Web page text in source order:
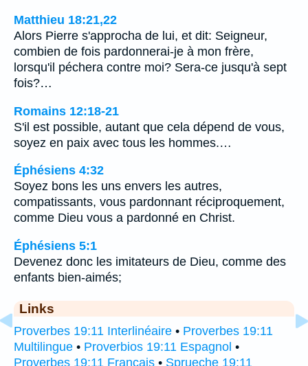
Matthieu 18:21,22
Alors Pierre s'approcha de lui, et dit: Seigneur,
combien de fois pardonnerai-je à mon frère,
lorsqu'il péchera contre moi? Sera-ce jusqu'à sept
fois?…
Romains 12:18-21
S'il est possible, autant que cela dépend de vous,
soyez en paix avec tous les hommes.…
Éphésiens 4:32
Soyez bons les uns envers les autres,
compatissants, vous pardonnant réciproquement,
comme Dieu vous a pardonné en Christ.
Éphésiens 5:1
Devenez donc les imitateurs de Dieu, comme des
enfants bien-aimés;
Links
Proverbes 19:11 Interlinéaire • Proverbes 19:11
Multilingue • Proverbios 19:11 Espagnol •
Proverbes 19:11 Français • Sprueche 19:11